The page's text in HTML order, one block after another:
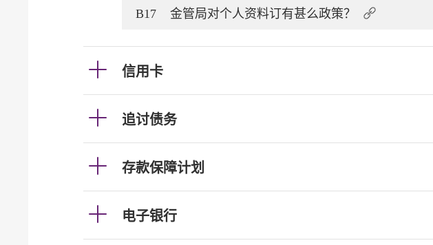
B17 金管局对个人资料订有甚么政策？
信用卡
追讨债务
存款保障计划
电子银行